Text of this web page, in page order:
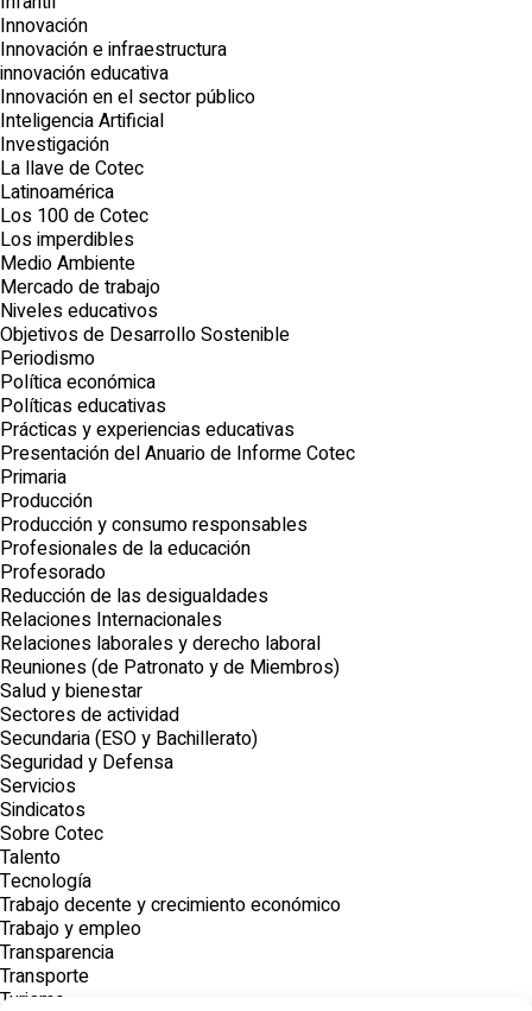
Innovación
Innovación e infraestructura
innovación educativa
Innovación en el sector público
Inteligencia Artificial
Investigación
La llave de Cotec
Latinoamérica
Los 100 de Cotec
Los imperdibles
Medio Ambiente
Mercado de trabajo
Niveles educativos
Objetivos de Desarrollo Sostenible
Periodismo
Política económica
Políticas educativas
Prácticas y experiencias educativas
Presentación del Anuario de Informe Cotec
Primaria
Producción
Producción y consumo responsables
Profesionales de la educación
Profesorado
Reducción de las desigualdades
Relaciones Internacionales
Relaciones laborales y derecho laboral
Reuniones (de Patronato y de Miembros)
Salud y bienestar
Sectores de actividad
Secundaria (ESO y Bachillerato)
Seguridad y Defensa
Servicios
Sindicatos
Sobre Cotec
Talento
Tecnología
Trabajo decente y crecimiento económico
Trabajo y empleo
Transparencia
Transporte
Turismo